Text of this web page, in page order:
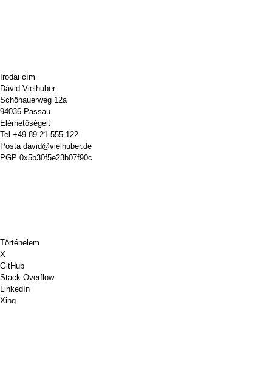
Irodai cím
Dávid Vielhuber
Schönauerweg 12a
94036 Passau
Elérhetőségeit
Tel +49 89 21 555 122
Posta david@vielhuber.de
PGP 0x5b30f5e23b07f90c
Történelem
X
GitHub
Stack Overflow
LinkedIn
Xing